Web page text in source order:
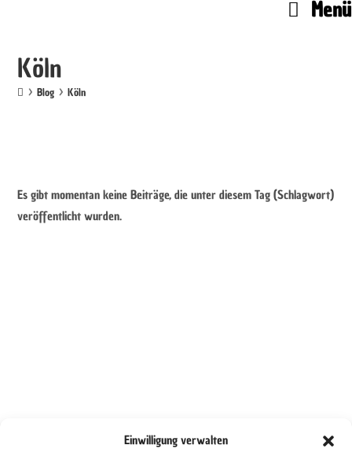
Einwilligung verwalten
Menü
Köln
> Blog > Köln
Es gibt momentan keine Beiträge, die unter diesem Tag (Schlagwort)
veröffentlicht wurden.